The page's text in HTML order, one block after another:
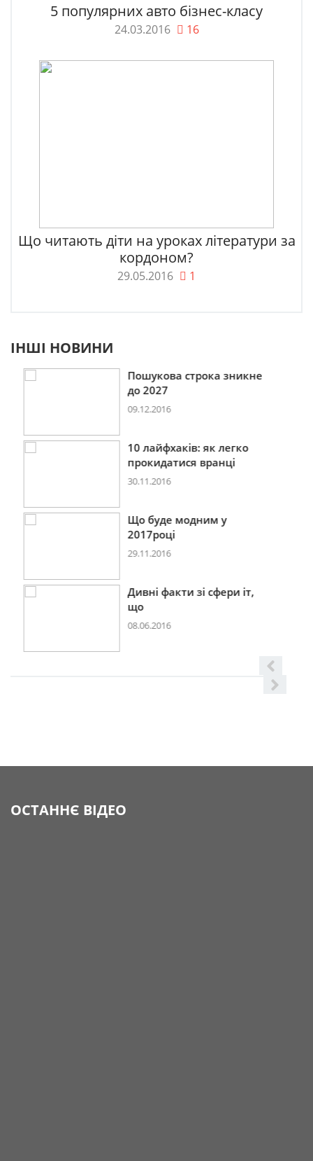
5 популярних авто бізнес-класу
24.03.2016 16
Що читають діти на уроках літератури за
кордоном?
29.05.2016 1
ІНШІ НОВИНИ
Пошукова строка зникне
до 2027
09.12.2016
10 лайфхаків: як легко
прокидатися вранці
30.11.2016
Що буде модним у
2017році
29.11.2016
Дивні факти зі сфери іт,
що
08.06.2016
ОСТАННЄ ВІДЕО